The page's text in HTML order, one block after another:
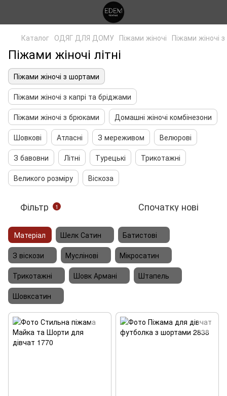
Каталог ОДЯГ ДЛЯ ДОМУ Піжами жіночі Піжами жіночі
Піжами жіночі літні
Піжами жіночі з шортами
Піжами жіночі з капрі та бріджами
Піжами жіночі з брюками
Домашні жіночі комбінезони
Шовкові
Атласні З мереживом
Велюрові
З бавовни
Літні Турецькі
Трикотажні
Великого розміру
Віскоза
Фільтр 1 Спочатку нові
Матеріал Шелк Сатин
Батистові
З віскози
Муслінові
Мікросатин
Трикотажні
Шовк Армані
Штапель
Шовксатин